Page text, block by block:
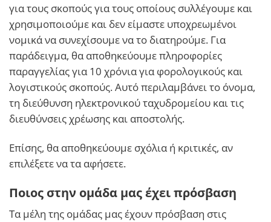
για τους σκοπούς για τους οποίους συλλέγουμε και
χρησιμοποιούμε και δεν είμαστε υποχρεωμένοι
νομικά να συνεχίσουμε να το διατηρούμε. Για
παράδειγμα, θα αποθηκεύουμε πληροφορίες
παραγγελίας για 10 χρόνια για φορολογικούς και
λογιστικούς σκοπούς. Αυτό περιλαμβάνει το όνομα,
τη διεύθυνση ηλεκτρονικού ταχυδρομείου και τις
διευθύνσεις χρέωσης και αποστολής.
Επίσης, θα αποθηκεύουμε σχόλια ή κριτικές, αν
επιλέξετε να τα αφήσετε.
Ποιος στην ομάδα μας έχει πρόσβαση
Τα μέλη της ομάδας μας έχουν πρόσβαση στις